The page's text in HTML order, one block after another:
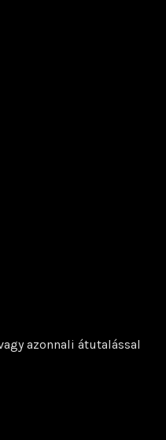
azonnali átutalással